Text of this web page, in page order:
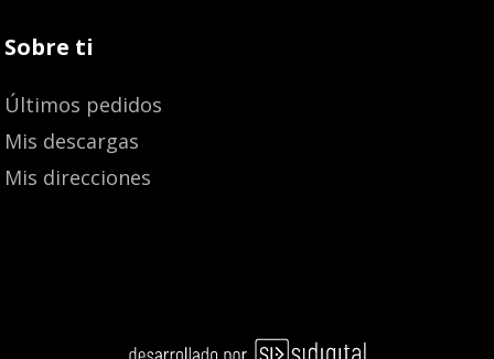
Sobre ti
Últimos pedidos
Mis descargas
Mis direcciones